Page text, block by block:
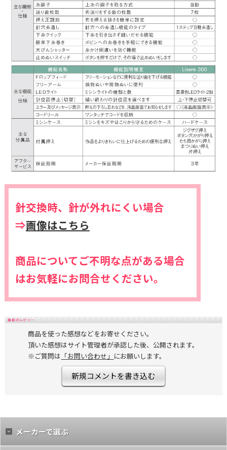
針交換時、針が外れにくい場合
⇒画像はこちら
商品についてご不明な点がある場合
はお気軽にお問合せください。
商品を使った感想などをお寄せください。
頂いた感想はサイト管理者が承認した後、公開されます。
※ご質問は 「お問い合わせ」 にお願いします。
新規コメントを書き込む
メーカーで選ぶ